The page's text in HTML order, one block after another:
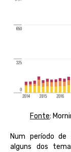
Fonte:
Num período de
alguns dos